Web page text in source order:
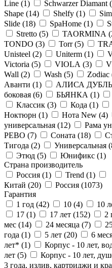
Line (1) Schwarzer Diamant (
Shape (14) Shelfy (1)
Slide (18) SpaHome (1)
Stretto (5) TAORMINA (
TONDO (3) Torr (5)
Unisteel (2) Uniterm (1)
Victoria (5) VIOLA (3)
Wall (2) Wash (5) Zodiac
Аванти (1) АЛИСА
боковая (6) БЬЯНКА (1)
Классик (3) Кода (1)
Ноктюрн (1) Нота New (4)
универсальная (12) Рама
РЕВО (7) Соната (18)
Тигода (2) Универсальная (
Этюд (5) Юнификс (1)
Страна производитель
Россия (1) Trend (1)
Китай (20) Россия (1073)
Гарантия
1 год (42) 10 (4) 10
17 (1) 17 лет (152) 2
мес (14) 24 месяца (7)
года (1) 5 лет (20) 6
лет* (1)
Корпус - 10 лет,
лет (5)
Корпус - 10 лет,
3 года, излив, картриджи и